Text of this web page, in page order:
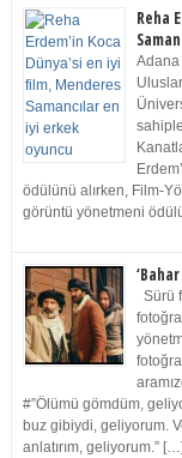
Reha
Adana
ödülünü alırken, Film-
görüntü yönetmeni
Sürü
#”Ölümü gömdüm,
buz gibiydi, geliyorum.
anlatırım, geliyorum.” […]